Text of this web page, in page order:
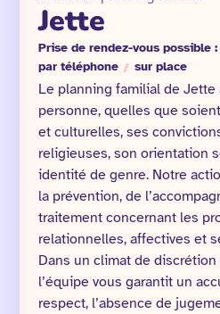
Jette
Prise de rendez-vous possible :
par téléphone/ sur place
Le planning familial de
personne, quelles que
et culturelles, ses
religieuses, son orientation
identité de genre. Notre
la prévention, de
traitement concernant les
relationnelles, affectives et
Dans un climat de
l’équipe vous garantit un
respect, l’absence de